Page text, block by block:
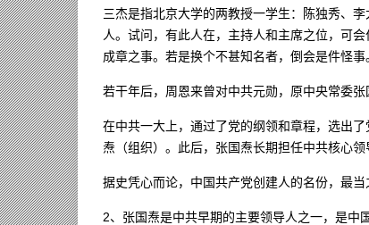
三杰是指北京大学的两教授一学生：陈独秀、
人。试问，有此人在，主持人和主席之位，可
成章之事。若是换个不甚知名者，倒会是件怪事
若干年后，周恩来曾对中共元勋，原中央常委
在中共一大上，通过了党的纲领和章程，选出
焘（组织）。此后，张国焘长期担任中共核心领
据史凭心而论，中国共产党创建人的名份，最当
2、张国焘是中共早期的主要领导人之一，是中